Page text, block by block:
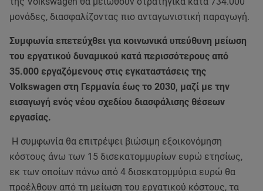
μονάδες, διασφαλίζοντας πιο ανταγωνιστική παραγωγή.
Συμφωνία επετεύχθει για κοινωνικά υπεύθυνη μείωση
του εργατικού δυναμικού κατά περισσότερους από
35.000 εργαζόμενους στις εγκαταστάσεις της
Volkswagen στη Γερμανία έως το 2030, μαζί με την
εισαγωγή ενός νέου σχεδίου διασφάλισης θέσεων
εργασίας.
Η συμφωνία θα επιτρέψει βιώσιμη εξοικονόμηση
κόστους άνω των 15 δισεκατομμυρίων ευρώ ετησίως,
εκ των οποίων πάνω από 4 δισεκατομμύρια ευρώ θα
προέλθουν από τη μείωση του εργατικού κόστους, τα